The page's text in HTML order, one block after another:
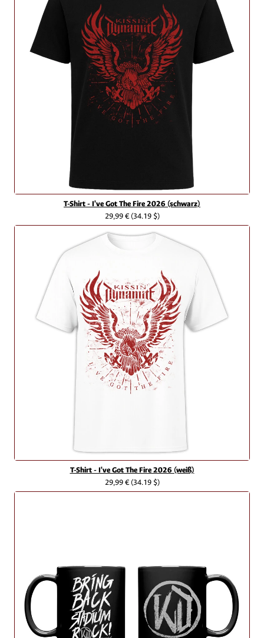
T-Shirt - I've Got The Fire 2026 (schwarz)
29,99 €(34.19 $)
T-Shirt - I've Got The Fire 2026 (weiß)
29,99 €(34.19 $)